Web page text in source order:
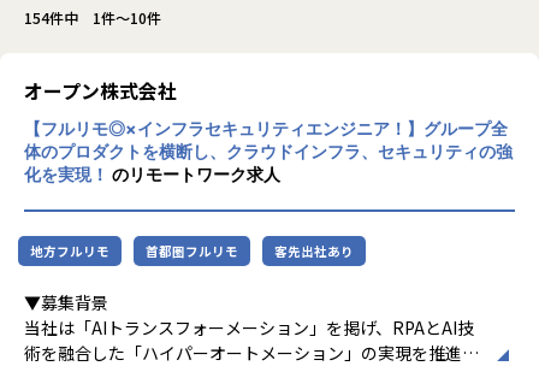
154件中 1件～10件
オープン株式会社
【フルリモ◎×インフラセキュリティエンジニア！】グループ全
体のプロダクトを横断し、クラウドインフラ、セキュリティの強
化を実現！ のリモートワーク求人
地方フルリモ 首都圏フルリモ 客先出社あり
▼募集背景
当社は「AIトランスフォーメーション」を掲げ、RPAとAI技
術を融合した「ハイパーオートメーション」の実現を推進し